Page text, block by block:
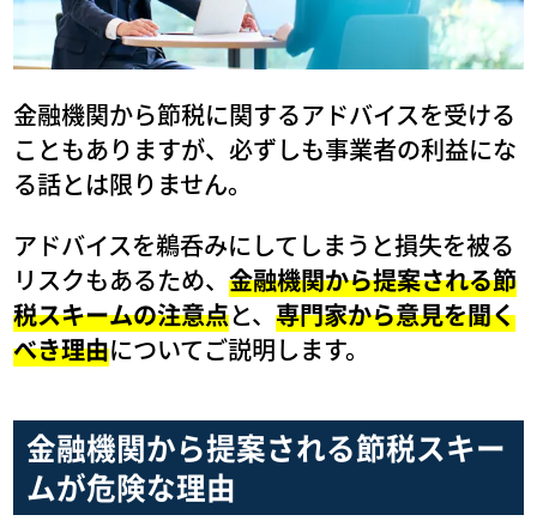
金融機関から節税に関するアドバイスを受ける
こともありますが、必ずしも事業者の利益にな
る話とは限りません。
アドバイスを鵜呑みにしてしまうと損失を被る
リスクもあるため、金融機関から提案される節
税スキームの注意点と、専門家から意見を聞く
べき理由についてご説明します。
金融機関から提案される節税スキー
ムが危険な理由